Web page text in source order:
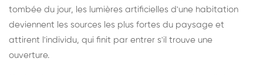
tombée du jour, les lumières artificielles d'une habitation
deviennent les sources les plus fortes du paysage et
attirent l'individu, qui finit par entrer s'il trouve une
ouverture.